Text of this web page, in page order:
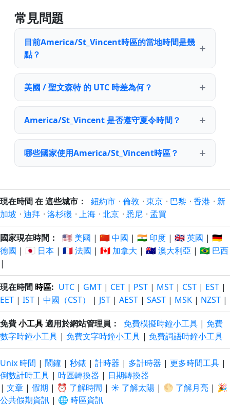
常見問題
目前America/St_Vincent時區的當地時間是幾
點？
美國 / 聖文森特 的 UTC 時差為何？
America/St_Vincent 是否遵守夏令時間？
哪些國家使用America/St_Vincent時區？
現在時間 在 這些城市： 紐約市 · 倫敦 · 東京 · 巴黎 · 香港 · 新
加坡 · 迪拜 · 洛杉磯 · 上海 · 北京 · 悉尼 · 孟買
國家現在時間： 🇺🇸 美國 | 🇨🇳 中國 | 🇮🇳 印度 | 🇬🇧 英國 | 🇩🇪
德國 | 🇯🇵 日本 | 🇫🇷 法國 | 🇨🇦 加拿大 | 🇦🇺 澳大利亞 | 🇧🇷 巴西
|
現在時間 時區: UTC | GMT | CET | PST | MST | CST | EST |
EET | IST | 中國（CST） | JST | AEST | SAST | MSK | NZST |
免費小工具適用於網站管理員： 免費模擬時鐘小工具 | 免費
數字時鐘小工具 | 免費文字時鐘小工具 | 免費詞語時鐘小工具
Unix 時間 | 鬧鐘 | 秒錶 | 計時器 | 多計時器 | 更多時間工具 |
倒數計時工具 | 時區轉換器 | 日期轉換器
| 文章 | 假期 | ⏰ 了解時間 | ☀️ 了解太陽 | 🌕 了解月亮 | 🎉
公共假期資訊 | 🌐 時區資訊